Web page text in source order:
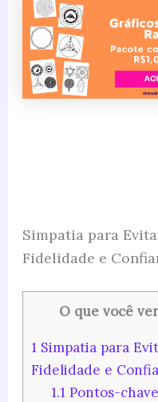
Simpatia para
Fidelidade e
O que você
1Simpatia para
Fidelidade e
1.1 Pontos-